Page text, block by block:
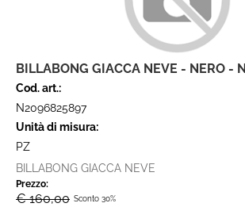
BILLABONG GIACCA NEVE - NERO -
Cod. art.:
N2096825897
Unità di misura:
PZ
BILLABONG GIACCA NEVE
Prezzo:
€ 160,00 Sconto 30%